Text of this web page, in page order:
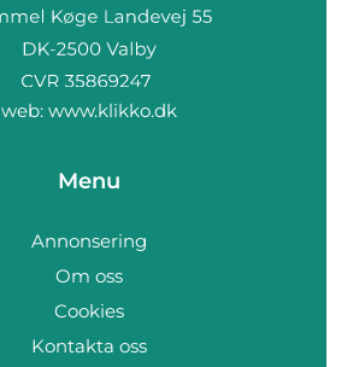
web: www.klikko.dk
Menu
Annonsering
Om oss
Cookies
Kontakta oss